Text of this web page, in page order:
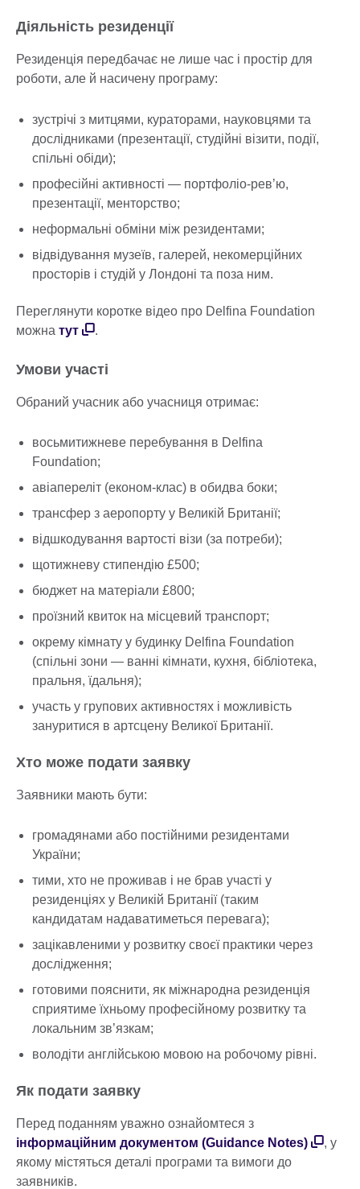
Діяльність резиденції
Резиденція передбачає не лише час і простір для
роботи, але й насичену програму:
зустрічі з митцями, кураторами, науковцями та
дослідниками (презентації, студійні візити, події,
спільні обіди);
професійні активності — портфоліо-рев’ю,
презентації, менторство;
неформальні обміни між резидентами;
відвідування музеїв, галерей, некомерційних
просторів і студій у Лондоні та поза ним.
Переглянути коротке відео про Delfina Foundation
можна тут .
Умови участі
Обраний учасник або учасниця отримає:
восьмитижневе перебування в Delfina
Foundation;
авіапереліт (економ-клас) в обидва боки;
трансфер з аеропорту у Великій Британії;
відшкодування вартості візи (за потреби);
щотижневу стипендію £500;
бюджет на матеріали £800;
проїзний квиток на місцевий транспорт;
окрему кімнату у будинку Delfina Foundation
(спільні зони — ванні кімнати, кухня, бібліотека,
пральня, їдальня);
участь у групових активностях і можливість
зануритися в артсцену Великої Британії.
Хто може подати заявку
Заявники мають бути:
громадянами або постійними резидентами
України;
тими, хто не проживав і не брав участі у
резиденціях у Великій Британії (таким
кандидатам надаватиметься перевага);
зацікавленими у розвитку своєї практики через
дослідження;
готовими пояснити, як міжнародна резиденція
сприятиме їхньому професійному розвитку та
локальним зв’язкам;
володіти англійською мовою на робочому рівні.
Як подати заявку
Перед поданням уважно ознайомтеся з
інформаційним документом (Guidance Notes)
, у
якому містяться деталі програми та вимоги до
заявників.